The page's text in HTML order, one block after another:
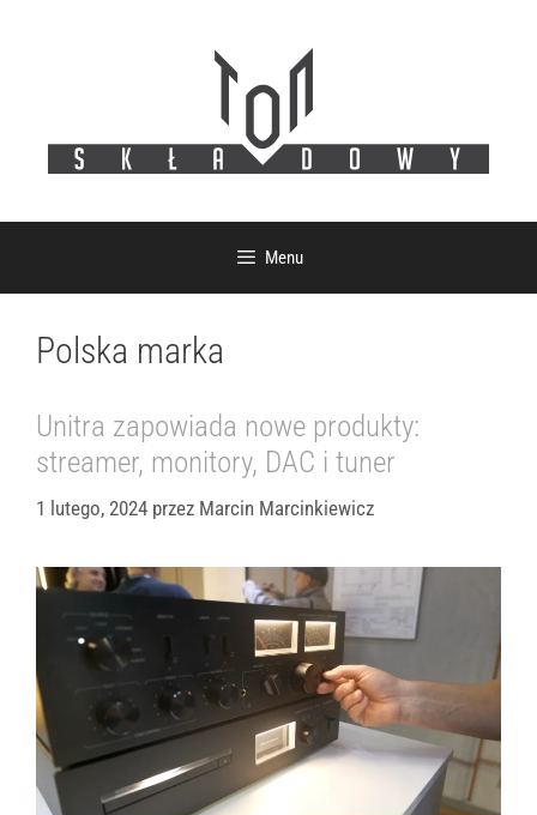
Menu
Polska marka
Unitra zapowiada nowe produkty:
streamer, monitory, DAC i tuner
1 lutego, 2024 przez Marcin Marcinkiewicz